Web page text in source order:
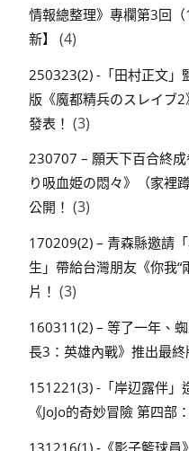
情報總整理》專欄第3回
新】
(4)
250323(2) -「田村正文」
版《魔都精兵のスレイブ
發表！ (3)
230707 – 願天下百合終
り吸血姫の悶々》（家裡
公開！ (3)
170209(2) – 青森縣邀請
生」帶給台灣朋友《你我“
片！ (3)
160311(2) – 等了一年、
長3：英雄內戰》推出最
151221(3) -「岸辺露伴」
《JoJo的奇妙冒險 第四部
131216(1) -《影子籃球員